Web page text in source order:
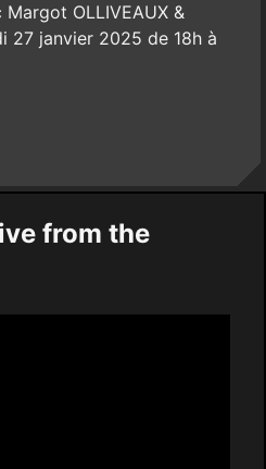
OLLIVEAUX &
27 janvier 2025 de 18h à
from the